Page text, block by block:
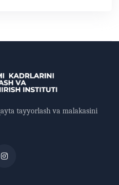
tayyorlash va malakasini